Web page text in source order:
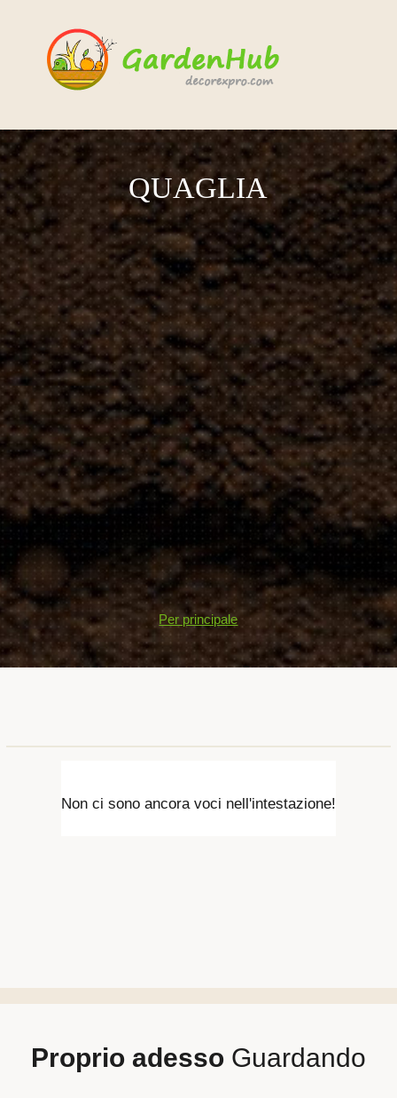
QUAGLIA
Per principale
Non ci sono ancora voci nell'intestazione!
Proprio adessoGuardando